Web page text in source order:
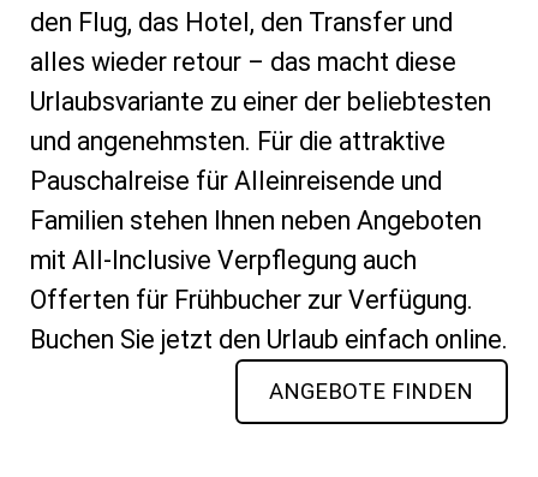
den Flug, das Hotel, den Transfer und
alles wieder retour – das macht diese
Urlaubsvariante zu einer der beliebtesten
und angenehmsten. Für die attraktive
Pauschalreise für Alleinreisende und
Familien stehen Ihnen neben Angeboten
mit All-Inclusive Verpflegung auch
Offerten für Frühbucher zur Verfügung.
Buchen Sie jetzt den Urlaub einfach online.
ANGEBOTE FINDEN